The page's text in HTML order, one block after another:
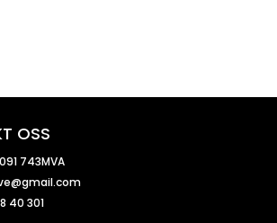
OSS
743MVA
40 301